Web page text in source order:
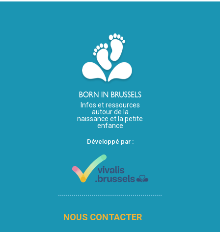
Infos et ressources
autour de la
naissance et la petite
enfance
Développé par :
NOUS CONTACTER